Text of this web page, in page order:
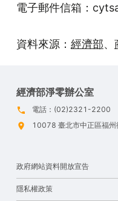
電子郵件信箱：
資料來源： 經濟部、
經濟部淨零辦公室
電話：(02)2321-2200
10078 臺北市中正區福
政府網站資料開放宣告
隱私權政策